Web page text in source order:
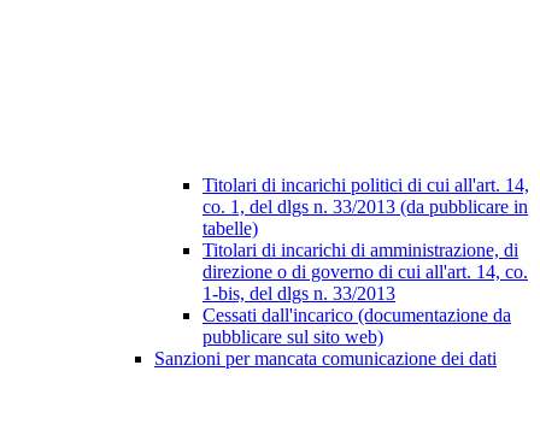
Titolari di incarichi politici di cui all'art. 14,
co. 1, del dlgs n. 33/2013 (da pubblicare in
tabelle)
Titolari di incarichi di amministrazione, di
direzione o di governo di cui all'art. 14, co.
1-bis, del dlgs n. 33/2013
Cessati dall'incarico (documentazione da
pubblicare sul sito web)
Sanzioni per mancata comunicazione dei dati